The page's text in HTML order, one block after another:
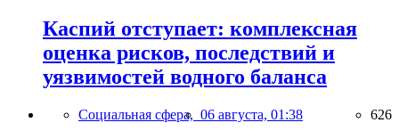
Каспий отступает: комплексная
оценка рисков, последствий и
уязвимостей водного баланса
Социальная сфера, 06 августа, 01:38 626